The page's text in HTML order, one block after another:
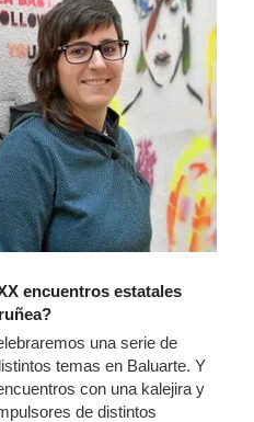
encuentros estatales
una serie de
temas en Baluarte. Y
con una kalejira y
de distintos